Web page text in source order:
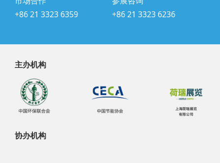
+86 21 3323 6359
+86 21 3323 6236
主办机构
协办机构